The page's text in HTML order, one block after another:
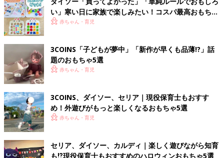
い」寒い日に家族で楽しみたい！コスパ最高おもちゃ
4選赤ちゃん・育児
3COINS「子どもが夢中」「新作が早くも品薄!?」話
題のおもちゃ5選
赤ちゃん・育児
3COINS、ダイソー、セリア｜現役保育士もおすす
め！外遊びがもっと楽しくなるおもちゃ5選
赤ちゃん・育児
セリア、ダイソー、カルディ｜楽しく遊びながら知育
も⁉現役保育士もおすすめのハロウィンおもちゃ5選